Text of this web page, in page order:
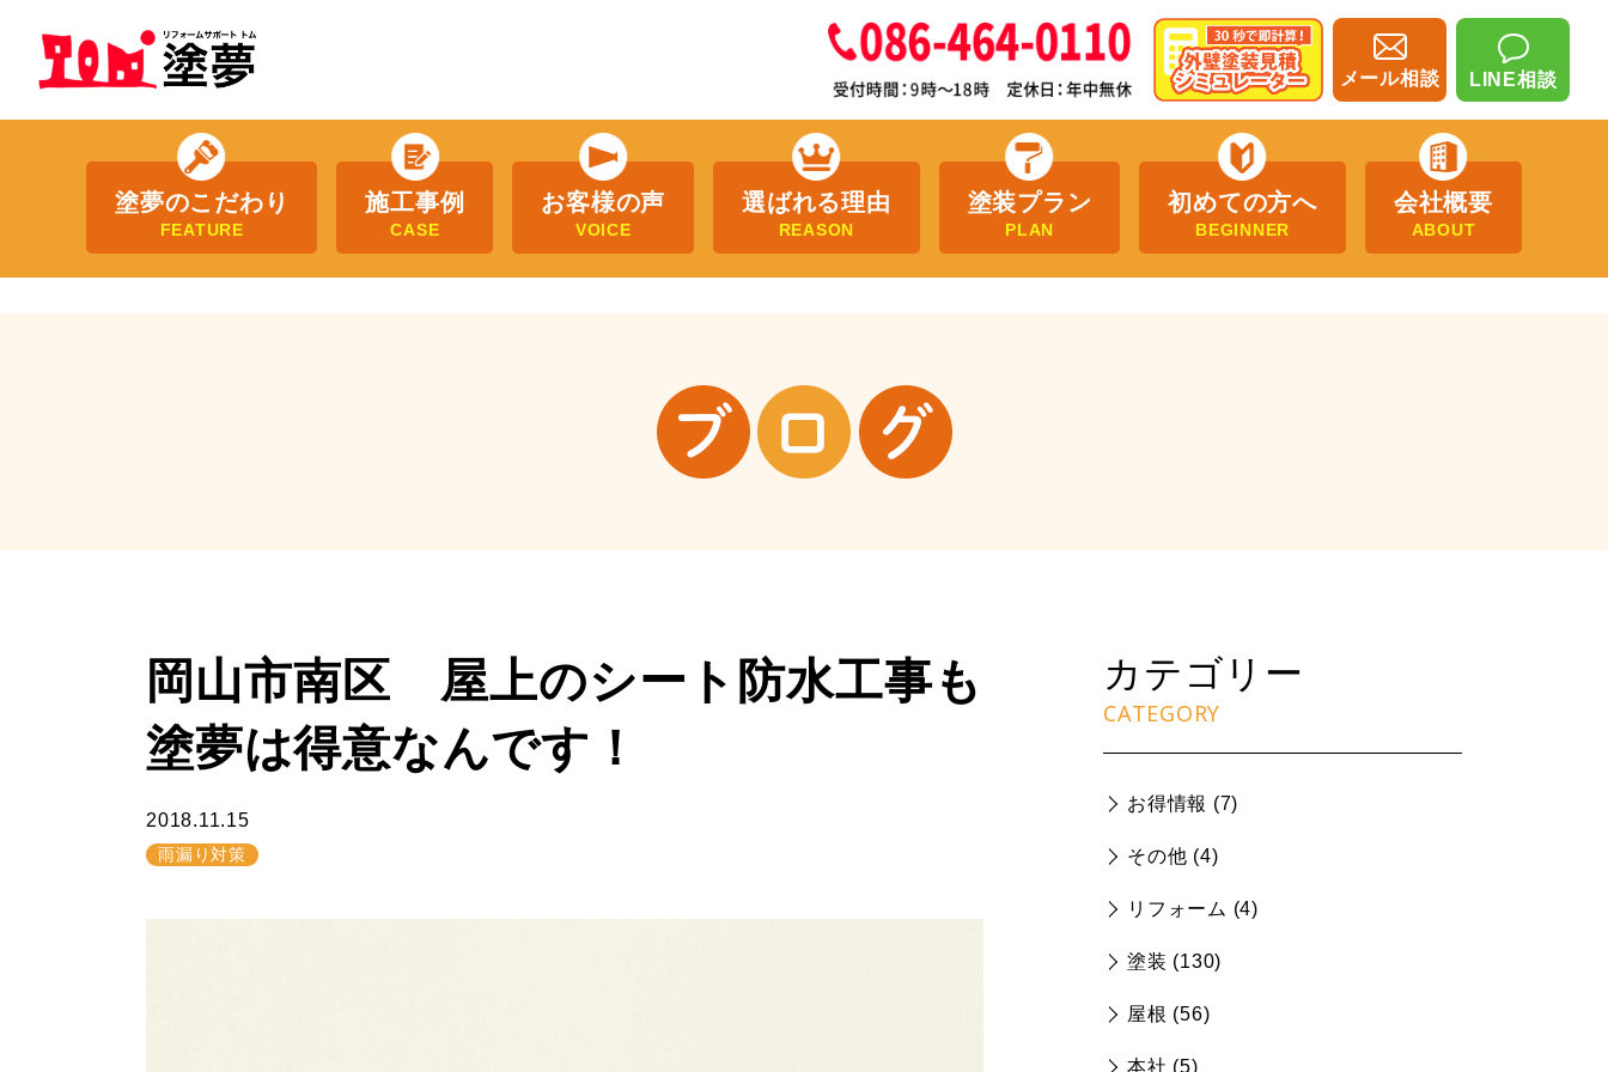
メール相談 LINE相談
塗夢のこだわり
FEATURE
施工事例
CASE
お客様の声
VOICE
選ばれる理由
REASON
塗装プラン
PLAN
初めての方へ
BEGINNER
会社概要
ABOUT
岡山市南区 屋上のシート防水工事も
塗夢は得意なんです！
2018.11.15
雨漏り対策
カテゴリー
CATEGORY
お得情報 (7)
その他 (4)
リフォーム (4)
塗装 (130)
屋根 (56)
本社 (5)